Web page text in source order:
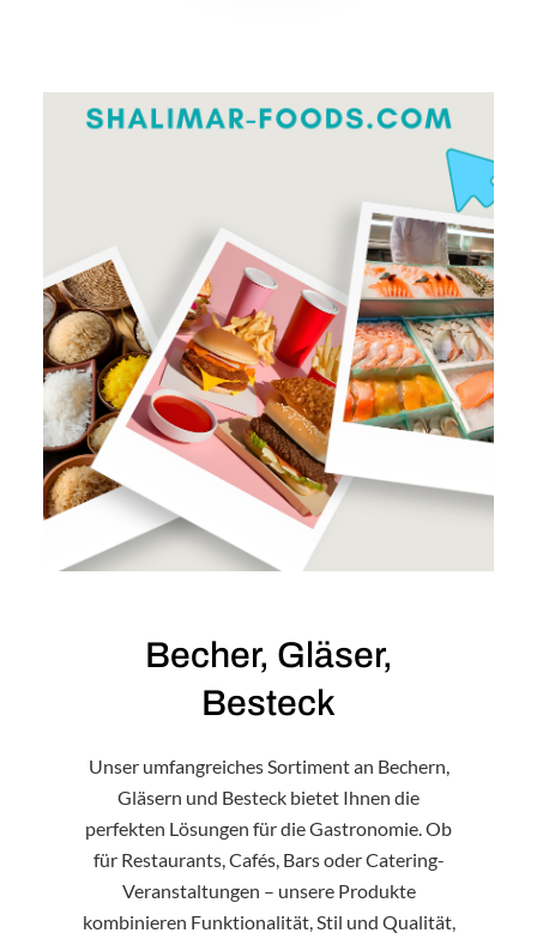
PRODUKTE ANSEHEN
Becher, Gläser,
Besteck
Unser umfangreiches Sortiment an Bechern,
Gläsern und Besteck bietet Ihnen die
perfekten Lösungen für die Gastronomie. Ob
für Restaurants, Cafés, Bars oder Catering-
Veranstaltungen – unsere Produkte
kombinieren Funktionalität, Stil und Qualität,